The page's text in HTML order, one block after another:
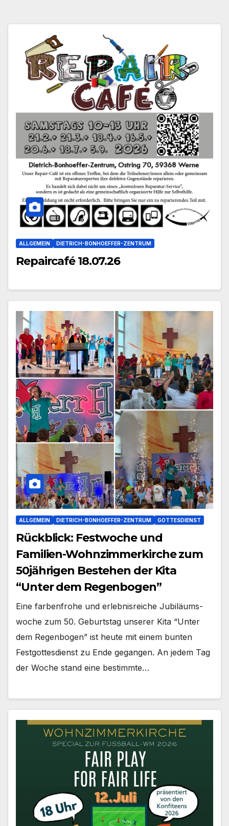
ALLGEMEIN DIETRICH-BONHOEFFER-ZENTRUM
Repaircafé 18.07.26
ALLGEMEIN DIETRICH-BONHOEFFER-ZENTRUM GOTTESDIENST
Rückblick: Festwoche und
Familien-Wohnzimmerkirche zum
50jährigen Bestehen der Kita
“Unter dem Regenbogen”
Eine far­ben­fro­he und erleb­nis­rei­che Jubi­lä­ums­
wo­che zum 50. Geburts­tag unse­rer Kita “Unter
dem Regen­bo­gen” ist heu­te mit einem bun­ten
Fest­got­tes­dienst zu Ende gegan­gen. An jedem Tag
der Woche stand eine bestimm­te…